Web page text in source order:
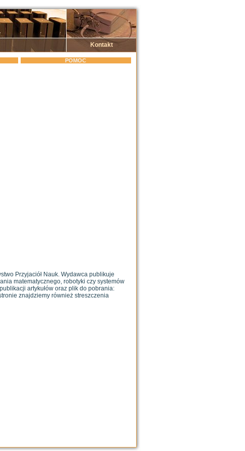
Kontakt
POMOC
Przyjaciół Nauk. Wydawca publikuje
matematycznego, robotyki czy systemów
artykułów oraz plik do pobrania:
znajdziemy również streszczenia